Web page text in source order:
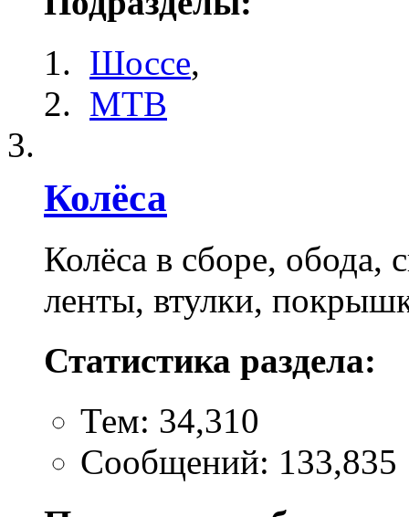
Шоссе,
MTB
Колёса
Колёса в сборе,
ленты, втулки,
Статистика раздела:
Тем: 34,310
Сообщений: 133,835